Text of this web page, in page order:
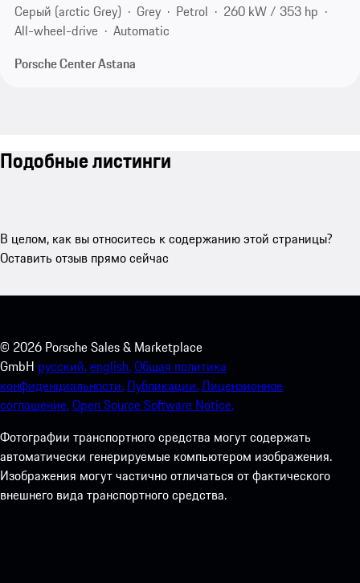
Серый (arctic Grey)
Grey Petrol
260 kW / 353 hp
All-wheel-drive
Automatic
Porsche Center Astana
Подобные листинги
В целом, как вы относитесь к содержанию этой страницы?
Оставить отзыв прямо сейчас
© 2026 Porsche Sales & Marketplace
GmbH русский.english.Общая политика
конфиденциальности. Публикации.Лицензионное
соглашение.Open Source Software Notice.
Фотографии транспортного средства могут содержать
автоматически генерируемые компьютером изображения.
Изображения могут частично отличаться от фактического
внешнего вида транспортного средства.